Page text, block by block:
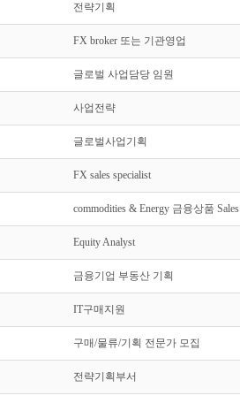
전략기획
FX broker 또는 기관영업
글로벌 사업담당 임원
사업전략
글로벌사업기획
FX sales specialist
commodities & Energy 금융상품 Sales
Equity Analyst
금융기업 부동산 기획
IT구매지원
구매/물류/기획 전문가 모집
전략기획부서